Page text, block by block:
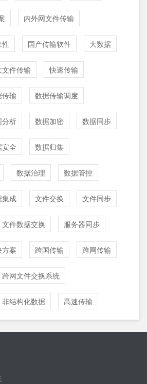
内外网文件传输
国产传输软件 大数据
文件传输 快速传输
输 数据传输调度
分析 数据加密 数据同步
全 数据归集
数据治理 数据管控
集成 文件交换 文件同步
文件数据交换 服务器同步
案 跨国传输 跨网传输
跨网文件交换系统
非结构化数据 高速传输